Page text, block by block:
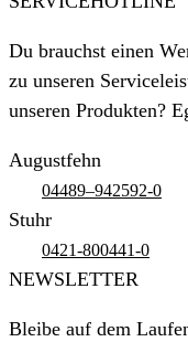
Du brauchst einen
zu unseren
unseren Produkten?
Augustfehn
04489–942592-0
Stuhr
0421-800441-0
NEWSLETTER
Bleibe auf dem